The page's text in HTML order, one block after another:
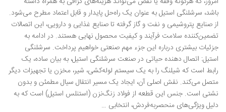
باشد، سرشلنگی استیل به عنوان یک راه‌حل پایدار و قابل اعتماد مطرح می‌شود.
از صنایع پتروشیمی و نفت و گاز گرفته تا صنایع غذایی و دارویی، این اتصالات
تضمین‌کننده سلامت فرآیند و کیفیت محصول نهایی هستند. در ادامه به
جزئیات بیشتری درباره این جزء مهم صنعتی خواهیم پرداخت. سرشلنگی
استیل: اتصال دهنده حیاتی در صنعت سرشلنگی استیل، به بیان ساده، یک
رابط است که شیلنگ را به یک سیستم لوله‌کشی، شیر، مخزن یا تجهیزات دیگر
متصل می‌کند. نقش اصلی آن، ایجاد یک مسیر انتقال سیال مطمئن و بدون
نشتی است. جنس این قطعه از فولاد زنگ‌نزن (استنلس استیل) است که به
دلیل ویژگی‌های منحصربه‌فردش، انتخابی …